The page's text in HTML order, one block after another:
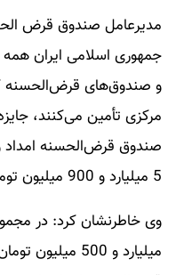
مدیرعامل صندوق قرض
جمهوری اسلامی ایران
و صندوق‌های قرض‌الحسنه
مرکزی تأمین می‌کنند،
5 میلیارد و 900 میلیون تومان دریافت نموده است.
میلیارد و 500